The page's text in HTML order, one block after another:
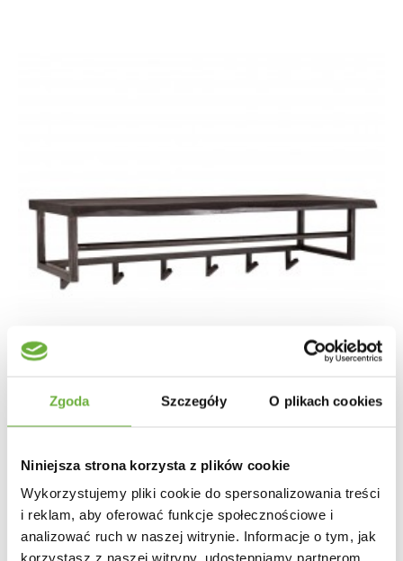
Zgoda Szczegóły O plikach cookies
Niniejsza strona korzysta z plików cookie
Wykorzystujemy pliki cookie do spersonalizowania treści
i reklam, aby oferować funkcje społecznościowe i
analizować ruch w naszej witrynie. Informacje o tym, jak
korzystasz z naszej witryny, udostępniamy partnerom
WIESZAK Z PÓŁKĄ NOIR CZARNY
744,44 zł886,24 zł -16%